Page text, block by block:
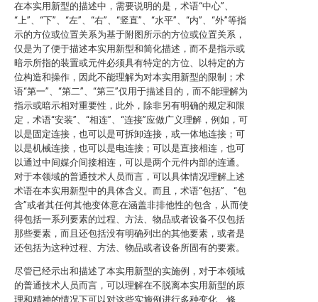
在本实用新型的描述中，需要说明的是，术语“中心”、
“上”、“下”、“左”、“右”、“竖直”、“水平”、“内”、“外”等指
示的方位或位置关系为基于附图所示的方位或位置关系，
仅是为了便于描述本实用新型和简化描述，而不是指示或
暗示所指的装置或元件必须具有特定的方位、以特定的方
位构造和操作，因此不能理解为对本实用新型的限制；术
语“第一”、“第二”、“第三”仅用于描述目的，而不能理解为
指示或暗示相对重要性，此外，除非另有明确的规定和限
定，术语“安装”、“相连”、“连接”应做广义理解，例如，可
以是固定连接，也可以是可拆卸连接，或一体地连接；可
以是机械连接，也可以是电连接；可以是直接相连，也可
以通过中间媒介间接相连，可以是两个元件内部的连通。
对于本领域的普通技术人员而言，可以具体情况理解上述
术语在本实用新型中的具体含义。而且，术语“包括”、“包
含”或者其任何其他变体意在涵盖非排他性的包含，从而使
得包括一系列要素的过程、方法、物品或者设备不仅包括
那些要素，而且还包括没有明确列出的其他要素，或者是
还包括为这种过程、方法、物品或者设备所固有的要素。
尽管已经示出和描述了本实用新型的实施例，对于本领域
的普通技术人员而言，可以理解在不脱离本实用新型的原
理和精神的情况下可以对这些实施例进行多种变化、修